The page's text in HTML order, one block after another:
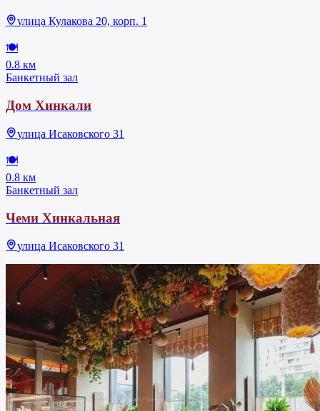
улица Кулакова 20, корп. 1
🍽
0.8 км
Банкетный зал
Дом Хинкали
улица Исаковского 31
🍽
0.8 км
Банкетный зал
Чеми Хинкальная
улица Исаковского 31